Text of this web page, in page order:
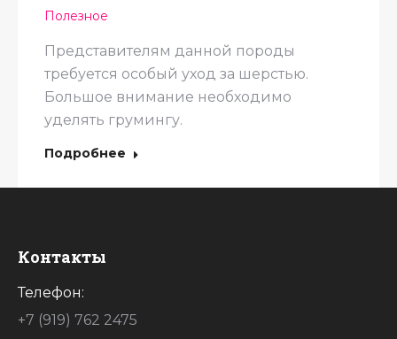
Полезное
Представителям данной породы
требуется особый уход за шерстью.
Большое внимание необходимо
уделять грумингу.
Подробнее
Контакты
Телефон:
+7 (919) 762 2475